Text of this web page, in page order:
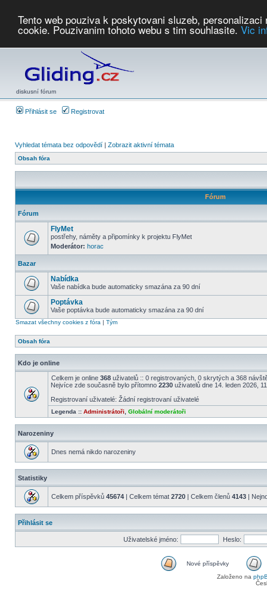
Tento web pouziva k poskytovani sluzeb,
cookie. Pouzivanim tohoto webu s tim souhlasite. Vic
diskusní fórum
Přihlásit se Registrovat
Vyhledat témata bez odpovědí | Zobrazit aktivní témata
Obsah fóra
Fórum
Fórum
FlyMet
postřehy, náměty a připomínky k projektu FlyMet
Moderátor: horac
Bazar
Nabídka
Vaše nabídka bude automaticky smazána za 90 dní
Poptávka
Vaše poptávka bude automaticky smazána za 90 dní
Smazat všechny cookies z fóra | Tým
Obsah fóra
Kdo je online
Celkem je online 368 uživatelů :: 0 registrovaných, 0 skrytých a 368
Nejvíce zde současně bylo přítomno 2230 uživatelů dne 14. leden 2026,
Registrovaní uživatelé: Žádní registrovaní uživatelé
Legenda :: Administrátoři Globální moderátoři
Narozeniny
Dnes nemá nikdo narozeniny
Statistiky
Celkem příspěvků 45674 | Celkem témat 2720 | Celkem členů 4143 |
Přihlásit se
Uživatelské jméno: Heslo:
Nové příspěvky
Založeno na